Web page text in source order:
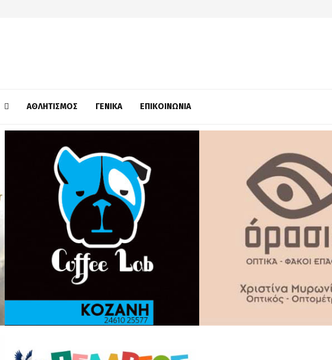
ΑΘΛΗΤΙΣΜΌΣ ΓΕΝΙΚΆ ΕΠΙΚΟΙΝΩΝΊΑ